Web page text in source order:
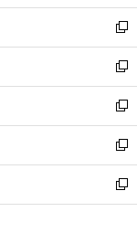
開
く
ウ
で
開
く
ン
ド
ウ
で
開
く
ウ
ィ
ン
ド
ウ
で
開
く
し
い
ウ
ィ
ン
ド
ウ
で
開
く
新
し
い
ウ
ィ
ン
ド
ウ
で
開
新
し
い
ウ
ィ
ン
ド
ウ
新
し
い
ウ
ィ
ン
新
し
い
ウ
新
し